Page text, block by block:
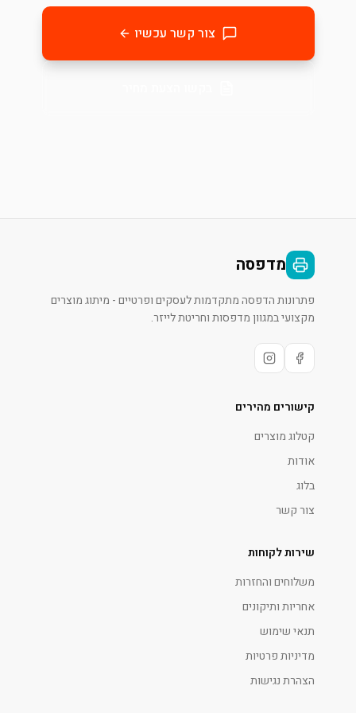
צור קשר עכשיו
מדפסה
פתרונות הדפסה מתקדמות לעסקים ופרטיים - מיתוג מוצרים
מקצועי במגוון מדפסות וחריטת לייזר.
קישורים מהירים
קטלוג מוצרים
אודות
בלוג
צור קשר
שירות לקוחות
משלוחים והחזרות
אחריות ותיקונים
תנאי שימוש
מדיניות פרטיות
הצהרת נגישות